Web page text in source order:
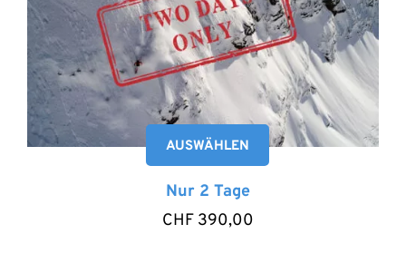
AUSWÄHLEN
Nur 2 Tage
CHF390,00